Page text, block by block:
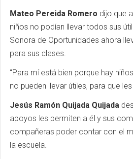
Mateo Pereida Romero dijo que
niños no podían llevar todos sus
Sonora de Oportunidades ahora
para sus clases.
“Para mí está bien porque hay
no pueden llevar útiles, para que
Jesús Ramón Quijada Quijada
apoyos les permiten a él y sus
compañeras poder contar con el
la escuela.